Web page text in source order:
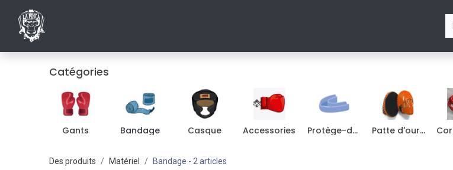
Catégories
Gants Bandage Casque Accessories Protège-dents Patte d'ours boxe
Des produits Matériel Bandage - 2 articles